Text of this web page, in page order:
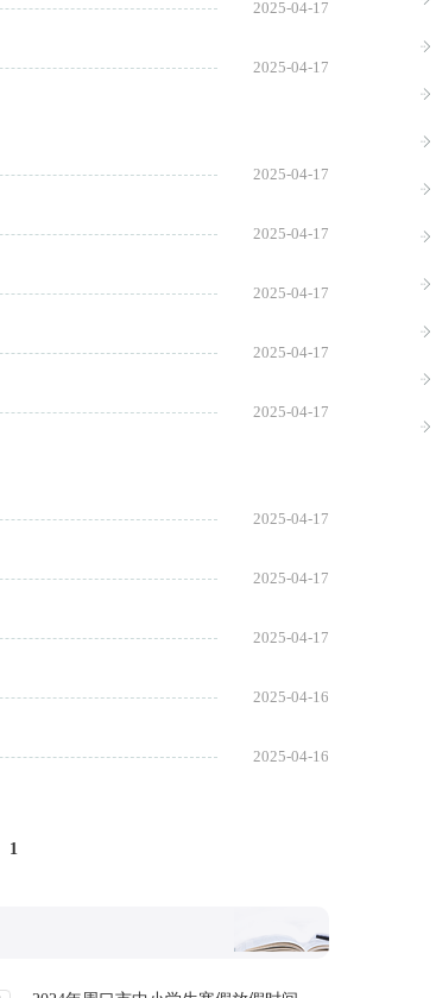
2025-04-17
2025-04-17
2025-04-17
2025-04-17
2025-04-17
2025-04-17
2025-04-17
2025-04-17
2025-04-17
2025-04-17
2025-04-16
2025-04-16
1